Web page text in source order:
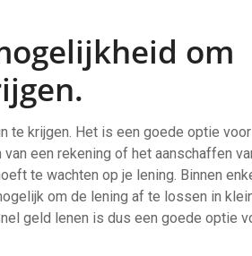
om
te krijgen. Het is een goede optie voor
een rekening of het aanschaffen
te wachten op je lening. Binnen
om de lening af te lossen in
geld lenen is dus een goede optie